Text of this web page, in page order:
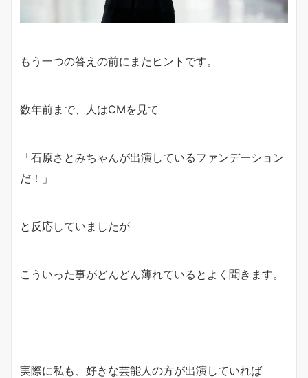
もう一つの答えの前にまたヒントです。
数年前まで、人はCMを見て
「石原さとみちゃんが出演しているファンデーション
だ！」
と反応していましたが
こういった事がどんどん薄れているとよく聞きます。
実際に私も、好きな芸能人の方が出演していれば